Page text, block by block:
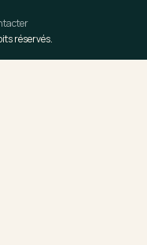
réservés.